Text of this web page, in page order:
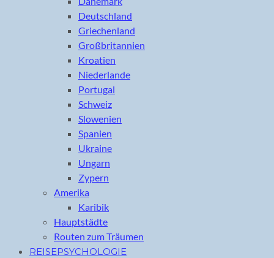
Deutschland
Griechenland
Großbritannien
Kroatien
Niederlande
Portugal
Schweiz
Slowenien
Spanien
Ukraine
Ungarn
Zypern
Amerika
Karibik
Hauptstädte
Routen zum Träumen
REISEPSYCHOLOGIE